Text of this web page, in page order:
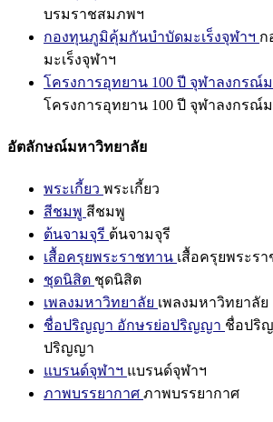
บรมราชสมภพฯ
กองทุนภูมิคุ้มกันบำบัดมะเร็งจุฬาฯ ก
มะเร็งจุฬาฯ
โครงการอุทยาน 100 ปี จุฬาลงกรณ์
โครงการอุทยาน 100 ปี จุฬาลงกรณ์
อัตลักษณ์มหาวิทยาลัย
พระเกี้ยว พระเกี้ยว
สีชมพู สีชมพู
ต้นจามจุรี ต้นจามจุรี
เสื้อครุยพระราชทาน เสื้อครุยพระร
ชุดนิสิต ชุดนิสิต
เพลงมหาวิทยาลัย เพลงมหาวิทยาลัย
ชื่อปริญญา อักษรย่อปริญญา ชื่อปริ
ปริญญา
แบรนด์จุฬาฯ แบรนด์จุฬาฯ
ภาพบรรยากาศ ภาพบรรยากาศ